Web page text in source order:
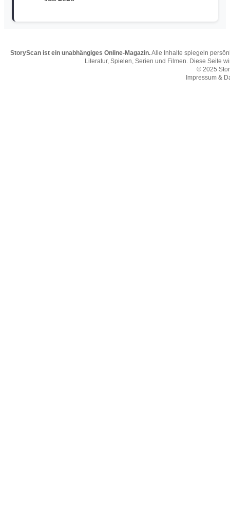
StoryScan ist ein unabhängiges Online-Magazin.Alle Inhalte spiegeln
Literatur, Spielen, Serien und Filmen. Diese Seite
© 2025
Impressum &